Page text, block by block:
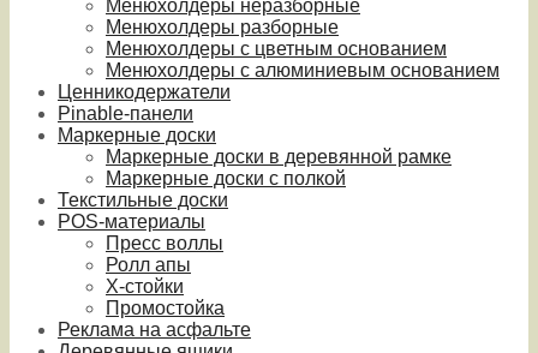
Менюхолдеры неразборные
Менюхолдеры разборные
Менюхолдеры с цветным основанием
Менюхолдеры с алюминиевым основанием
Ценникодержатели
Pinable-панели
Маркерные доски
Маркерные доски в деревянной рамке
Маркерные доски с полкой
Текстильные доски
POS-материалы
Пресс воллы
Ролл апы
Х-стойки
Промостойка
Реклама на асфальте